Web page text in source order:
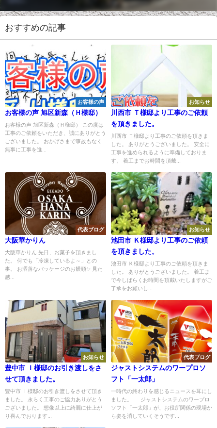
おすすめの記事
お客様の声
お客様の声 旭区新森（Ｈ様邸）
お客様の声 旭区新森（Ｈ様邸） この度は
工事のご依頼をいただき、誠にありがとう
ございました。 おかげさまで事故もなく
無事に工事を進...
お知らせ
川西市 Ｔ様邸より工事のご依頼
を頂きました。
川西市 Ｔ様邸より工事のご依頼を頂きま
した。 ありがとうございました。 安全に
工事を進められるように準備しておりま
す。 着工までお時間を頂戴...
代表ブログ
大阪華かりん
大阪華かりん 先日、お菓子を頂きまし
た。 何でも「冷凍しているよ～」との
事。 お洒落なパッケージのお饅頭✨ 見た
感...
お知らせ
池田市 Ｋ様邸より工事のご依頼
を頂きました。
池田市 Ｋ様邸より工事のご依頼を頂きま
した。 ありがとうございました。 着工ま
で今しばらくお時間を頂戴いたしますがご
了承をお願いし...
お知らせ
豊中市 Ｉ様邸のお引き渡しをさ
せて頂きました。
豊中市 Ｉ様邸のお引き渡しをさせて頂き
ました。 永らく工事のご協力ありがとう
ございました。 想像以上に綺麗に仕上が
り喜んでおります...
代表ブログ
ジャストシステムのワープロソ
フト「一太郎」
一時代の終わりを感じるニュースを耳にし
ました。 ジャストシステムのワープロ
ソフト「一太郎」が、お役所関係の現場か
ら姿を消していくそうです...